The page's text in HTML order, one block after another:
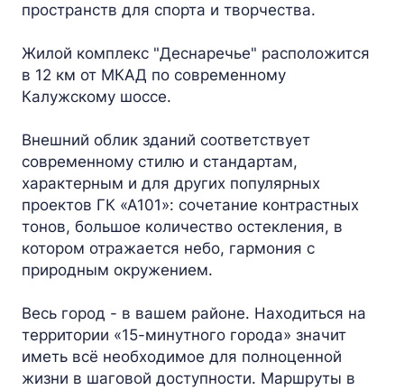
пространств для спорта и творчества.
Жилой комплекс "Деснаречье" расположится
в 12 км от МКАД по современному
Калужскому шоссе.
Внешний облик зданий соответствует
современному стилю и стандартам,
характерным и для других популярных
проектов ГК «А101»: сочетание контрастных
тонов, большое количество остекления, в
котором отражается небо, гармония с
природным окружением.
Весь город - в вашем районе. Находиться на
территории «15-минутного города» значит
иметь всё необходимое для полноценной
жизни в шаговой доступности. Маршруты в